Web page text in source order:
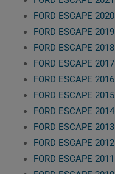
FORD ESCAPE 2020
FORD ESCAPE 2019
FORD ESCAPE 2018
FORD ESCAPE 2017
FORD ESCAPE 2016
FORD ESCAPE 2015
FORD ESCAPE 2014
FORD ESCAPE 2013
FORD ESCAPE 2012
FORD ESCAPE 2011